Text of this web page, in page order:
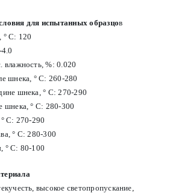
для испытанных образцов
° С: 120
влажность, %: 0.020
шнека, ° С: 260-280
шнека, ° С: 270-290
шнека, ° С: 280-300
С: 270-290
° С: 280-300
° С: 80-100
высокое светопропускание,